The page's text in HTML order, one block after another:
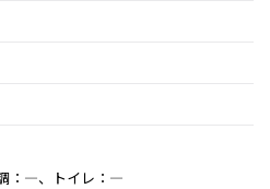
調：―、トイレ：―